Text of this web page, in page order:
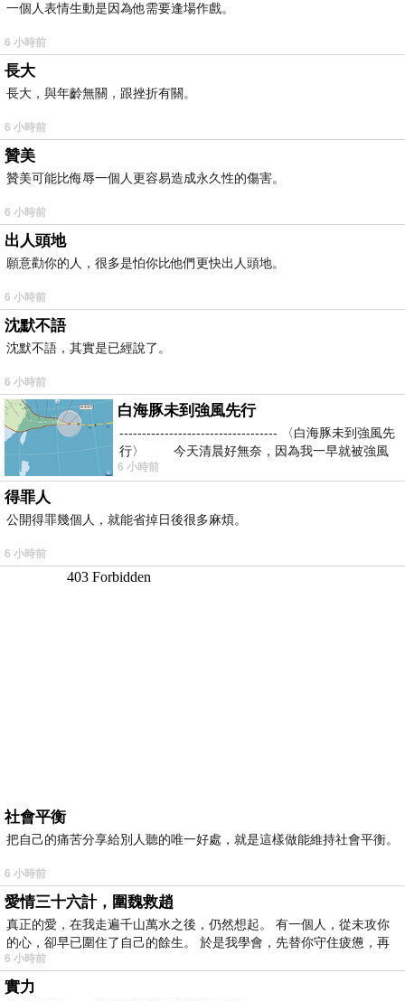
一個人表情生動是因為他需要逢場作戲。
6 小時前
長大
長大，與年齡無關，跟挫折有關。
6 小時前
贊美
贊美可能比侮辱一個人更容易造成永久性的傷害。
6 小時前
出人頭地
願意勸你的人，很多是怕你比他們更快出人頭地。
6 小時前
沈默不語
沈默不語，其實是已經說了。
6 小時前
白海豚未到強風先行
----------------------------------- 〈白海豚未到強風先
行〉 今天清晨好無奈，因為我一早就被強風
6 小時前
得罪人
公開得罪幾個人，就能省掉日後很多麻煩。
6 小時前
社會平衡
把自己的痛苦分享給別人聽的唯一好處，就是這樣做能維持社會平衡。
6 小時前
愛情三十六計，圍魏救趙
真正的愛，在我走遍千山萬水之後，仍然想起。 有一個人，從未攻你
的心，卻早已圍住了自己的餘生。 於是我學會，先替你守住疲憊，再
6 小時前
實力